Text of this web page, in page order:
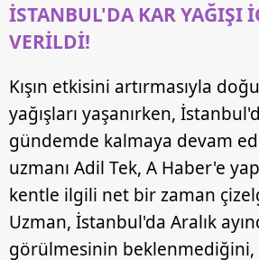
İSTANBUL'DA KAR YAĞIŞI
VERİLDİ!
Kışın etkisini artırmasıyla
yağışları yaşanırken,
gündemde kalmaya devam
uzmanı Adil Tek, A Haber'e
kentle ilgili net bir zaman
Uzman, İstanbul'da Aralık
görülmesinin beklenmediğini,